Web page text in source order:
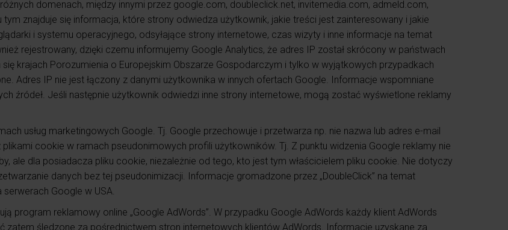
domenach, między innymi przez google.com, doubleclick.net, invitemedia.com, admeld.com,
znajduje się informacja, które strony odwiedza użytkownik, jakie treści jest zainteresowany i jakie
i systemu operacyjnego, odsyłające strony internetowe, czas wizyty i inne informacje na temat
rejestrowany, dzięki czemu informujemy Google Analytics, że adres IP został skrócony w państwach
krajach Porozumienia o Europejskim Obszarze Gospodarczym i tylko w wyjątkowych przypadkach
Adres IP nie jest łączony z danymi użytkownika w innych ofertach Google. Informacje wspomniane
źródeł. Jeśli następnie użytkownik odwiedzi inne strony internetowe, mogą zostać wyświetlone reklamy
usług marketingowych Google. Tj. Google przechowuje i przetwarza np. nie nazwa lub adres e-mail
cookie w ramach pseudonimowych profili użytkowników. Tj. Z punktu widzenia Google reklamy nie
ale dla posiadacza pliku cookie, niezależnie od tego, kto jest tym właścicielem pliku cookie. Nie dotyczy
danych bez tej pseudonimizacji. Informacje gromadzone przez „DoubleClick” na temat
Google w USA.
program reklamowy online „Google AdWords”. W przypadku Google AdWords każdy klient AdWords
zatem śledzone za pośrednictwem stron internetowych klientów AdWords. Informacje uzyskane za